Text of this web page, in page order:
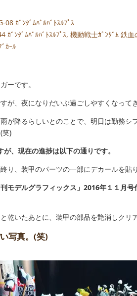
08 ｶﾞﾝﾀﾞﾑﾊﾞﾙﾊﾞﾄｽﾙﾌﾟｽ
ｶﾞﾝﾀﾞﾑﾊﾞﾙﾊﾞﾄｽﾙﾌﾟｽ,機動戦士ｶﾞﾝﾀﾞﾑ 鉄血
ﾞｶｰﾙ
ーです。
が、夜になりだいぶ過ごしやすくなって
が降るらしいとのことで、明日は勤務シ
笑)
、現在の進捗は以下の通りです。
り、装甲のパーツの一部にデカールを貼
刊モデルグラフィックス」2016年１１月
乾いたあとに、装甲の部品を艶消しクリ
写真。(笑)